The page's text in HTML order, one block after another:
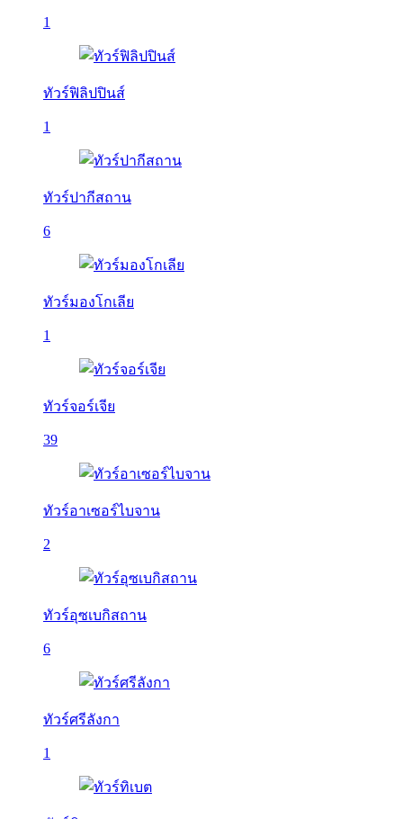
1
ทัวร์ฟิลิปปินส์
1
ทัวร์ปากีสถาน
6
ทัวร์มองโกเลีย
1
ทัวร์จอร์เจีย
39
ทัวร์อาเซอร์ไบจาน
2
ทัวร์อุซเบกิสถาน
6
ทัวร์ศรีลังกา
1